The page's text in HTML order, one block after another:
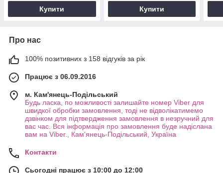
Купити Купити
Про нас
100% позитивних з 158 відгуків за рік
Працює з 06.09.2016
м. Кам'янець-Подільський
Будь ласка, по можливості залишайте номер Viber для
швидкої обробки замовлення, тоді не відволікатимемо
дзвінком для підтвердження замовлення в незручний для
вас час. Вся інформація про замовлення буде надіслана
вам на Viber., Кам'янець-Подільський, Україна
Контакти
Сьогодні працює з 10:00 до 12:00